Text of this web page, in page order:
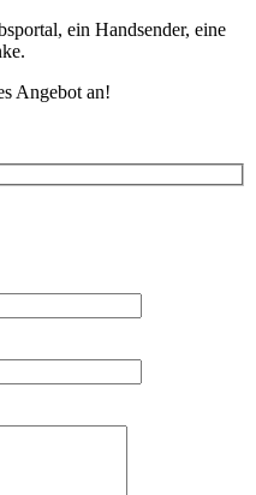
ein Handsender, eine
Angebot an!